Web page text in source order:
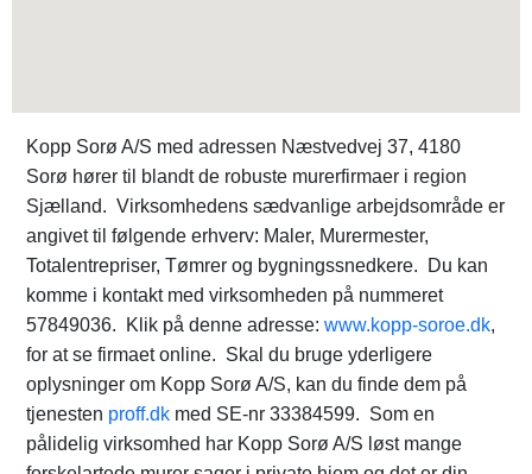
Kopp Sorø A/S med adressen Næstvedvej 37, 4180
Sorø hører til blandt de robuste murerfirmaer i region
Sjælland. Virksomhedens sædvanlige arbejdsområde er
angivet til følgende erhverv: Maler, Murermester,
Totalentrepriser, Tømrer og bygningssnedkere. Du kan
komme i kontakt med virksomheden på nummeret
57849036. Klik på denne adresse: www.kopp-soroe.dk,
for at se firmaet online. Skal du bruge yderligere
oplysninger om Kopp Sorø A/S, kan du finde dem på
tjenesten proff.dk med SE-nr 33384599. Som en
pålidelig virksomhed har Kopp Sorø A/S løst mange